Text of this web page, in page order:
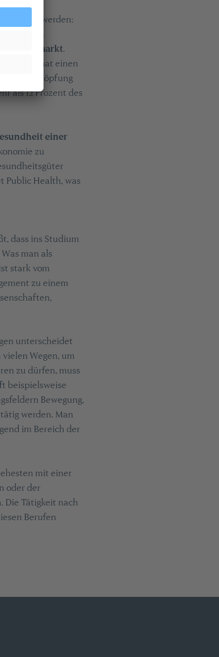
klar werden:
.
Sie hat einen
als 12 Prozent des
einer
zu
Public Health, was
dass ins Studium
man als
stark vom
zu einem
unterscheidet
Wegen, um
zu dürfen, muss
beispielsweise
Bewegung,
werden. Man
im Bereich der
mit einer
oder der
Die Tätigkeit nach
Berufen